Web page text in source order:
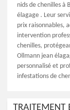
nids de chenilles à
élagage . Leur
prix raisonnables,
intervention
chenilles,
Ollmann jean
personnalisé et
infestations de
TRAITEMENT